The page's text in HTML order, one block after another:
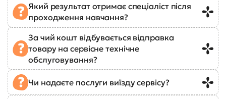
Який результат отримає спеціаліст після
проходження навчання?
За чий кошт відбувається відправка
товару на сервісне технічне
обслуговування?
Чи надаєте послуги виїзду сервісу?